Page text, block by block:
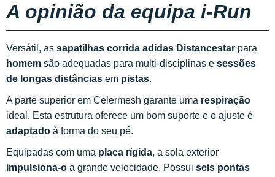
A opinião da equipa i-Run
Versátil, as sapatilhas corrida adidas Distancestar para
homem são adequadas para multi-disciplinas e sessões
de longas distâncias em pistas.
A parte superior em Celermesh garante uma respiração
ideal. Esta estrutura oferece um bom suporte e o ajuste é
adaptado à forma do seu pé.
Equipadas com uma placa rígida, a sola exterior
impulsiona-o a grande velocidade. Possui seis pontas